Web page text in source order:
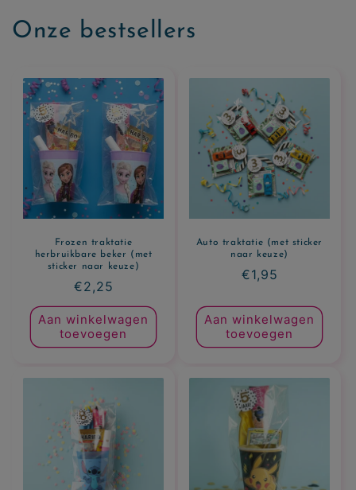
Onze bestsellers
Frozen traktatie
herbruikbare beker (met
sticker naar keuze)
Normale
prijs
€2,25
Aan winkelwagen
toevoegen
Auto traktatie (met sticker
naar keuze)
Normale
€1,95
Aan winkelwagen
toevoegen